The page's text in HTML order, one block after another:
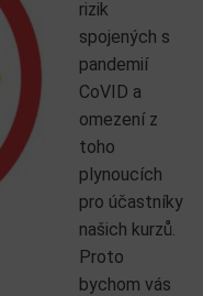
rizik
spojených s
pandemií
CoVID a
omezení z
toho
plynoucích
pro účastníky
našich kurzů.
Proto
bychom vás